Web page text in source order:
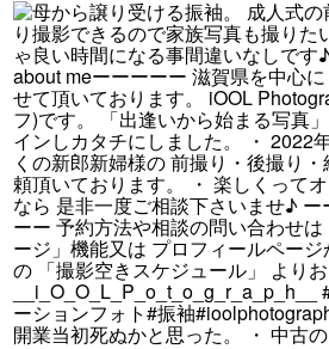
開業当初死ぬかと思った。 ・ 中古の